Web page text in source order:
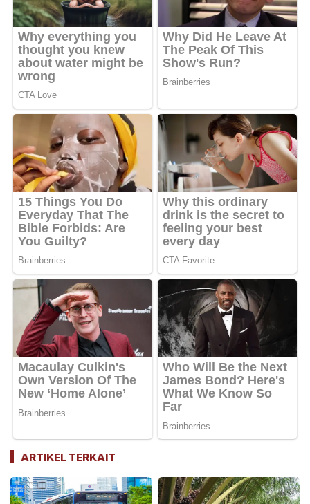
ARTIKEL TERKAIT